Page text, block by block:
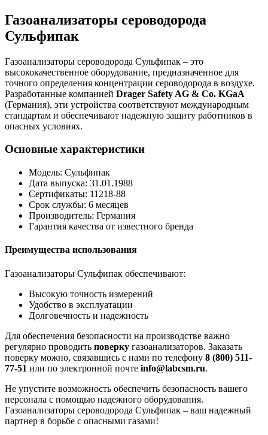
Газоанализаторы сероводорода
Сульфипак
Газоанализаторы сероводорода Сульфипак – это
высококачественное оборудование, предназначенное для
точного определения концентрации сероводорода в воздухе.
Разработанные компанией Drager Safety AG & Co. KGaA
(Германия), эти устройства соответствуют международным
стандартам и обеспечивают надежную защиту работников в
опасных условиях.
Основные характеристики
Модель: Сульфипак
Дата выпуска: 31.01.1988
Сертификаты: 11218-88
Срок службы: 6 месяцев
Производитель: Германия
Гарантия качества от известного бренда
Преимущества использования
Газоанализаторы Сульфипак обеспечивают:
Высокую точность измерений
Удобство в эксплуатации
Долговечность и надежность
Для обеспечения безопасности на производстве важно
регулярно проводить поверку газоанализаторов. Заказать
поверку можно, связавшись с нами по телефону 8 (800) 511-
77-51 или по электронной почте info@labcsm.ru.
Не упустите возможность обеспечить безопасность вашего
персонала с помощью надежного оборудования.
Газоанализаторы сероводорода Сульфипак – ваш надежный
партнер в борьбе с опасными газами!